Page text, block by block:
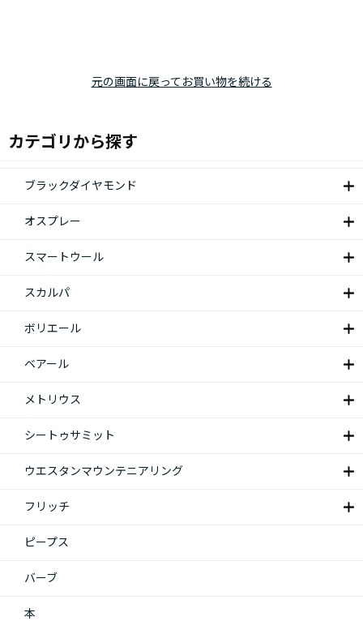
元の画面に戻ってお買い物を続ける
カテゴリから探す
ブラックダイヤモンド
オスプレー
スマートウール
スカルパ
ボリエール
ベアール
メトリウス
シートゥサミット
ウエスタンマウンテニアリング
フリッチ
ピープス
バーブ
本